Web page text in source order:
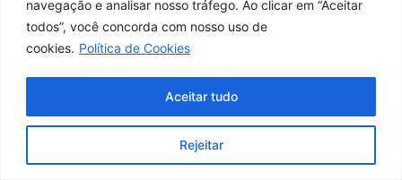
navegação e analisar nosso tráfego. Ao clicar em “Aceitar
todos”, você concorda com nosso uso de
cookies. Política de Cookies
Rejeitar
Aceitar tudo